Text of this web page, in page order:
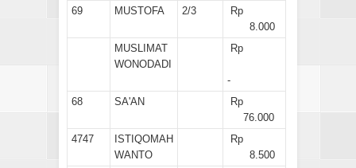
69
MUSTOFA 2/3
Rp
8.000
MUSLIMAT
WONODADI
Rp
-
68
SA'AN
Rp
76.000
4747
ISTIQOMAH
WANTO
Rp
8.500